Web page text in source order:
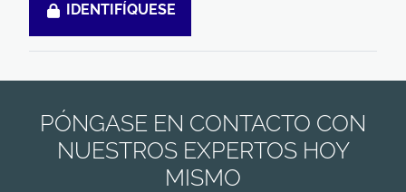
IDENTIFÍQUESE
PÓNGASE EN CONTACTO CON
NUESTROS EXPERTOS HOY
MISMO